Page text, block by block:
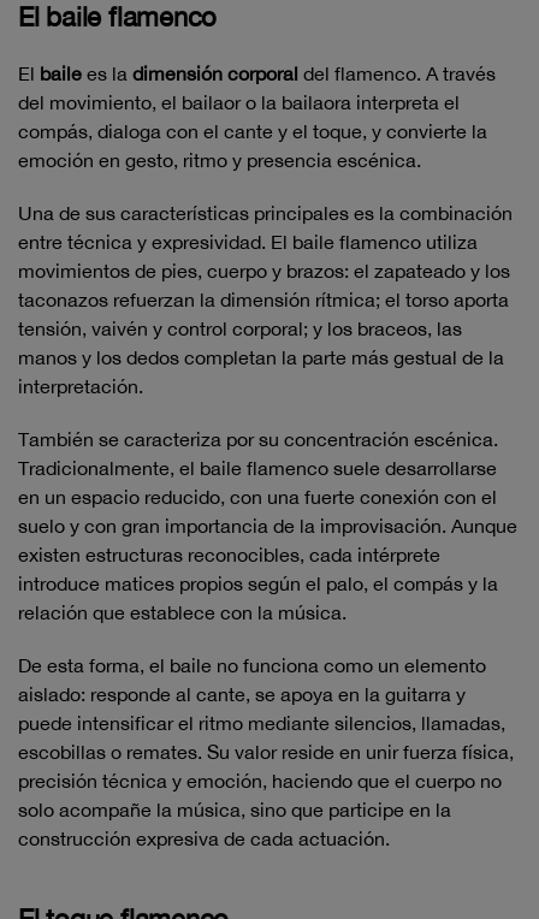
El baile flamenco
El baile es la dimensión corporal del flamenco. A través
del movimiento, el bailaor o la bailaora interpreta el
compás, dialoga con el cante y el toque, y convierte la
emoción en gesto, ritmo y presencia escénica.
Una de sus características principales es la combinación
entre técnica y expresividad. El baile flamenco utiliza
movimientos de pies, cuerpo y brazos: el zapateado y los
taconazos refuerzan la dimensión rítmica; el torso aporta
tensión, vaivén y control corporal; y los braceos, las
manos y los dedos completan la parte más gestual de la
interpretación.
También se caracteriza por su concentración escénica.
Tradicionalmente, el baile flamenco suele desarrollarse
en un espacio reducido, con una fuerte conexión con el
suelo y con gran importancia de la improvisación. Aunque
existen estructuras reconocibles, cada intérprete
introduce matices propios según el palo, el compás y la
relación que establece con la música.
De esta forma, el baile no funciona como un elemento
aislado: responde al cante, se apoya en la guitarra y
puede intensificar el ritmo mediante silencios, llamadas,
escobillas o remates. Su valor reside en unir fuerza física,
precisión técnica y emoción, haciendo que el cuerpo no
solo acompañe la música, sino que participe en la
construcción expresiva de cada actuación.